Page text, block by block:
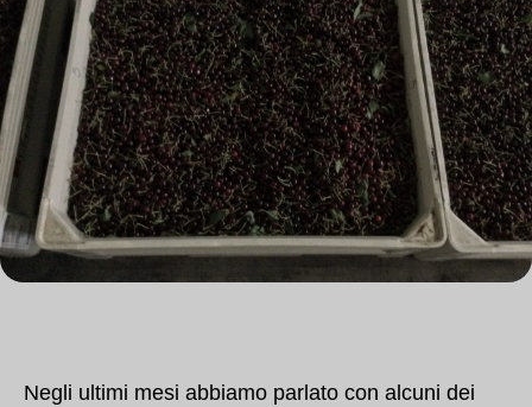
Negli ultimi mesi abbiamo parlato con alcuni dei